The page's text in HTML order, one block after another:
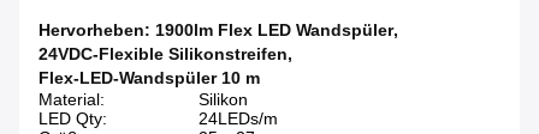
Hervorheben: 1900lm Flex LED Wandspüler,
24VDC-Flexible Silikonstreifen,
Flex-LED-Wandspüler 10 m
Material:
Silikon
LED Qty:
24LEDs/m